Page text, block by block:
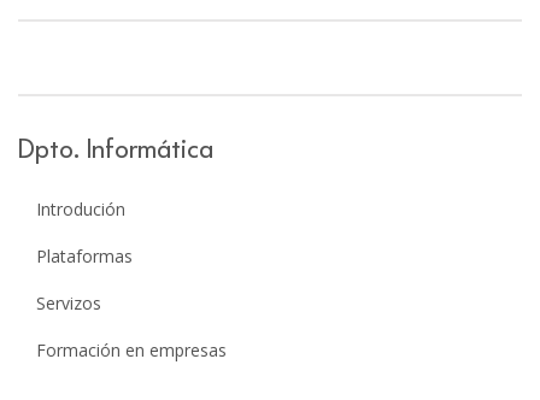
Dpto. Informática
Introdución
Plataformas
Servizos
Formación en empresas